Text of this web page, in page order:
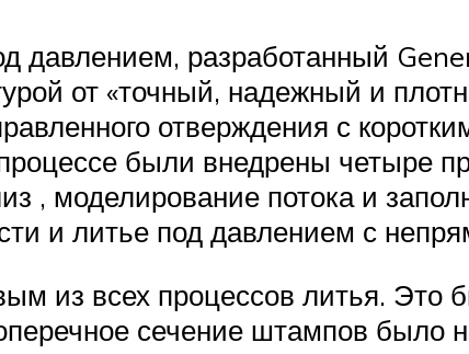
давлением, разработанный
от «точный, надежный и
отверждения с
были внедрены четыре
, моделирование потока и
и литье под давлением с
из всех процессов литья. Это
сечение штампов было